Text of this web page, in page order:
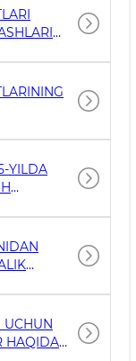
YILDA
UCHUN
HAQIDA